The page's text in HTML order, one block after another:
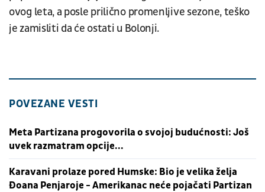
ovog leta, a posle prilično promenljive sezone, teško
je zamisliti da će ostati u Bolonji.
POVEZANE VESTI
Meta Partizana progovorila o svojoj budućnosti: Još
uvek razmatram opcije...
Karavani prolaze pored Humske: Bio je velika želja
Đoana Penjaroje - Amerikanac neće pojačati Partizan